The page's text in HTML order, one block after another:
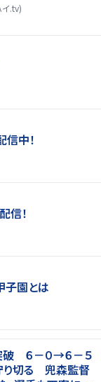
イ.tv)
中！
信！
子園とは
６－０→６－５
り切る 兜森監督